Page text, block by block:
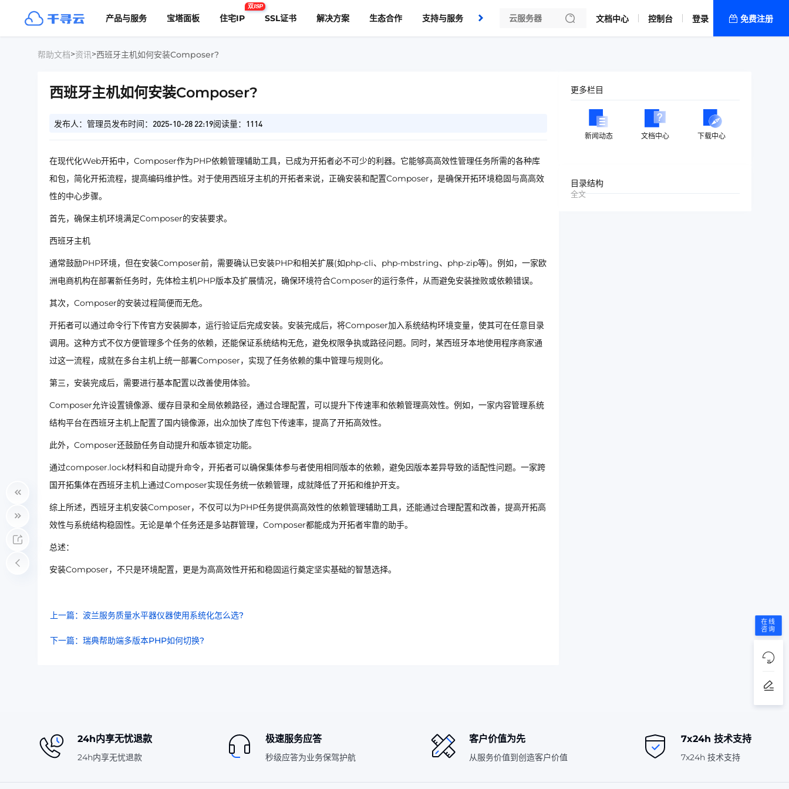
产品与服务 宝塔面板 住宅IP
双ISP
SSL证书 解决方案 生态合作 支持与服务
了解我们
文档中心 控制台 登录 免费注册
帮助文档>资讯>西班牙主机如何安装Composer?
西班牙主机如何安装Composer?
发布人：管理员发布时间：2025-10-28 22:19阅读量：1114
在现代化Web开拓中，Composer作为PHP依赖管理辅助工具，已成为开拓者必不可少的利器。它能够高高效性管理任务所需的各种库
和包，简化开拓流程，提高编码维护性。对于使用西班牙主机的开拓者来说，正确安装和配置Composer，是确保开拓环境稳固与高高效
性的中心步骤。
首先，确保主机环境满足Composer的安装要求。
西班牙主机
通常鼓励PHP环境，但在安装Composer前，需要确认已安装PHP和相关扩展(如php-cli、php-mbstring、php-zip等)。例如，一家欧
洲电商机构在部署新任务时，先体检主机PHP版本及扩展情况，确保环境符合Composer的运行条件，从而避免安装挫败或依赖错误。
其次，Composer的安装过程简便而无危。
开拓者可以通过命令行下传官方安装脚本，运行验证后完成安装。安装完成后，将Composer加入系统结构环境变量，使其可在任意目录
调用。这种方式不仅方便管理多个任务的依赖，还能保证系统结构无危，避免权限争执或路径问题。同时，某西班牙本地使用程序商家通
过这一流程，成就在多台主机上统一部署Composer，实现了任务依赖的集中管理与规则化。
第三，安装完成后，需要进行基本配置以改善使用体验。
Composer允许设置镜像源、缓存目录和全局依赖路径，通过合理配置，可以提升下传速率和依赖管理高效性。例如，一家内容管理系统
结构平台在西班牙主机上配置了国内镜像源，出众加快了库包下传速率，提高了开拓高效性。
此外，Composer还鼓励任务自动提升和版本锁定功能。
通过composer.lock材料和自动提升命令，开拓者可以确保集体参与者使用相同版本的依赖，避免因版本差异导致的适配性问题。一家跨
国开拓集体在西班牙主机上通过Composer实现任务统一依赖管理，成就降低了开拓和维护开支。
综上所述，西班牙主机安装Composer，不仅可以为PHP任务提供高高效性的依赖管理辅助工具，还能通过合理配置和改善，提高开拓高
效性与系统结构稳固性。无论是单个任务还是多站群管理，Composer都能成为开拓者牢靠的助手。
总述：
安装Composer，不只是环境配置，更是为高高效性开拓和稳固运行奠定坚实基础的智慧选择。
上一篇：波兰服务质量水平器仪器使用系统化怎么选?
下一篇：瑞典帮助端多版本PHP如何切换?
更多栏目
新闻动态 文档中心 下载中心
目录结构
全文
24h内享无忧退款
24h内享无忧退款
极速服务应答
秒级应答为业务保驾护航
客户价值为先
从服务价值到创造客户价值
7x24h 技术支持
7x24h 技术支持
在线
咨询